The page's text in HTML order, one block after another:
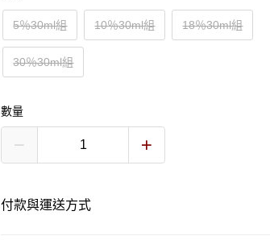
5％30ml組 10％30ml組 18％30ml組
30％30ml組
數量
付款與運送方式